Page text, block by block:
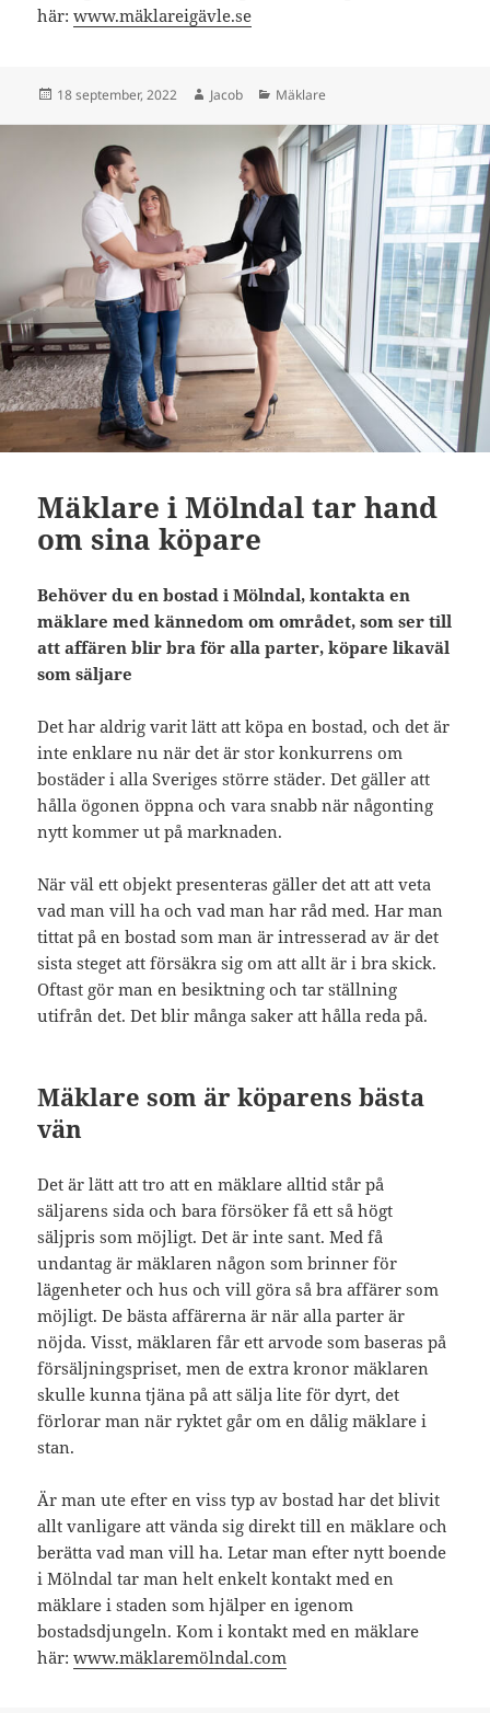
här:www.mäklareigävle.se
Postat
18 september, 2022 Författare
Jacob Kategorier
Mäklare
Mäklare i Mölndal tar hand
om sina köpare
Behöver du en bostad i Mölndal, kontakta en
mäklare med kännedom om området, som ser till
att affären blir bra för alla parter, köpare likaväl
som säljare
Det har aldrig varit lätt att köpa en bostad, och det är
inte enklare nu när det är stor konkurrens om
bostäder i alla Sveriges större städer. Det gäller att
hålla ögonen öppna och vara snabb när någonting
nytt kommer ut på marknaden.
När väl ett objekt presenteras gäller det att att veta
vad man vill ha och vad man har råd med. Har man
tittat på en bostad som man är intresserad av är det
sista steget att försäkra sig om att allt är i bra skick.
Oftast gör man en besiktning och tar ställning
utifrån det. Det blir många saker att hålla reda på.
Mäklare som är köparens bästa
vän
Det är lätt att tro att en mäklare alltid står på
säljarens sida och bara försöker få ett så högt
säljpris som möjligt. Det är inte sant. Med få
undantag är mäklaren någon som brinner för
lägenheter och hus och vill göra så bra affärer som
möjligt. De bästa affärerna är när alla parter är
nöjda. Visst, mäklaren får ett arvode som baseras på
försäljningspriset, men de extra kronor mäklaren
skulle kunna tjäna på att sälja lite för dyrt, det
förlorar man när ryktet går om en dålig mäklare i
stan.
Är man ute efter en viss typ av bostad har det blivit
allt vanligare att vända sig direkt till en mäklare och
berätta vad man vill ha. Letar man efter nytt boende
i Mölndal tar man helt enkelt kontakt med en
mäklare i staden som hjälper en igenom
bostadsdjungeln. Kom i kontakt med en mäklare
här:www.mäklaremölndal.com